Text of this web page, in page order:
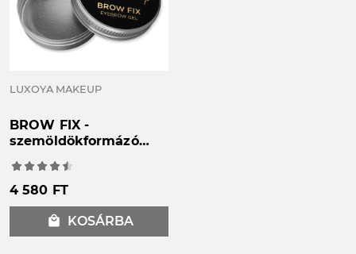
LUXOYA MAKEUP
BROW FIX -
szemöldökformázó
4 580 FT
local_mall KOSÁRBA